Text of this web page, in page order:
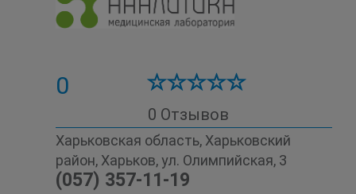
0
0 Отзывов
Харьковская область, Харьковский
район, Харьков, ул. Олимпийская, 3
(057) 357-11-19